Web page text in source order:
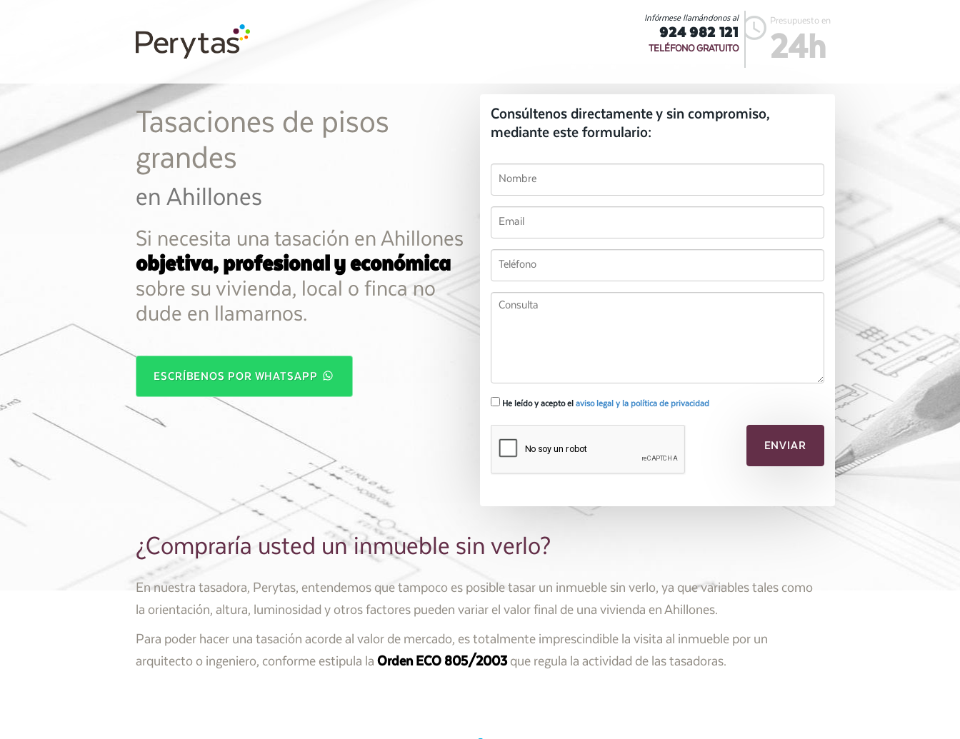
Presupuesto en
24h
Infórmese llamándonos al
924 982 121
TELÉFONO GRATUITO
Tasaciones de pisos
grandes
en Ahillones
Si necesita una tasación en Ahillones
objetiva, profesional y económica
sobre su vivienda, local o finca no
dude en llamarnos.
ESCRÍBENOS POR WHATSAPP
Consúltenos directamente y sin compromiso,
mediante este formulario:
He leído y acepto el aviso legal y la política de privacidad
¿Compraría usted un inmueble sin verlo?
En nuestra tasadora, Perytas, entendemos que tampoco es posible tasar un inmueble sin verlo, ya que variables tales como
la orientación, altura, luminosidad y otros factores pueden variar el valor final de una vivienda en Ahillones.
Para poder hacer una tasación acorde al valor de mercado, es totalmente imprescindible la visita al inmueble por un
arquitecto o ingeniero, conforme estipula la Orden ECO 805/2003que regula la actividad de las tasadoras.